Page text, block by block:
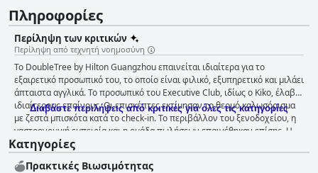
Πληροφορίες
Περίληψη των κριτικών
Περίληψη από τεχνητή νοημοσύνη
Το DoubleTree by Hilton Guangzhou επαινείται ιδιαίτερα για το
εξαιρετικό προσωπικό του, το οποίο είναι φιλικό, εξυπηρετικό και μιλάει
άπταιστα αγγλικά. Το προσωπικό του Executive Club, ιδίως ο Kiko, έλαβε
ιδιαίτερους επαίνους. Οι επισκέπτες εκτίμησαν το θερμό καλωσόρισμα
με ζεστά μπισκότα κατά το check-in. Το περιβάλλον του ξενοδοχείου, η
γαστρονομική εμπειρία και η ομάδα πωλήσεων επαινέθηκαν επίσης. Η
εξυπηρέτηση περιγράφηκε ως ευγενική, προσεκτική και έγκαιρη στη
διεκπεραίωση των ερωτημάτων των επισκεπτών. Η Susan, η
διευθύντρια, επαινέθηκε για τη σκληρή δουλειά και τον ενθουσιασμό
Διαβάστε περιλήψεις από κριτικές για όλες τις κατηγορίες
Κατηγορίες
Πρακτικές Bιωσιμότητας